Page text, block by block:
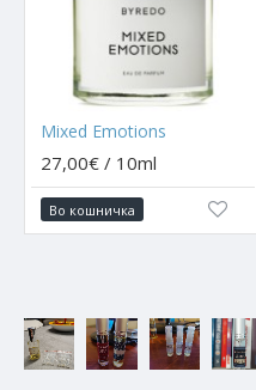
Mixed Emotions
27,00€ / 10ml
Во кошничка